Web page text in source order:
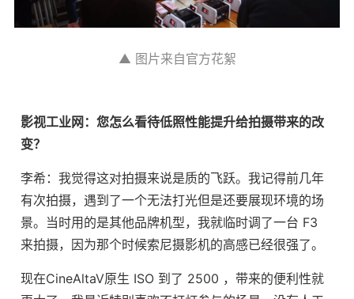
▲ 图片来自官方花絮
影视工业网：您怎么看待低照性能提升给拍摄带来的改
变？
李希：我觉得这对拍摄来说是质的飞跃。我记得前几年
有次拍摄，遇到了一个无法打光但是还要展现环境的场
景。当时用的是其他品牌机型，我就临时调了一台 F3
来拍摄，因为那个时候索尼摄影机的高感已经很强了。
现在CineAltaV原生 ISO 到了 2500 ，带来的便利性就